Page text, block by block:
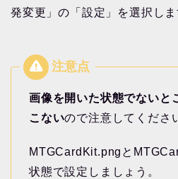
発変更」の「設定」を選択しま
画像を開いた状態でないと
こないので注意してくださ
MTGCardKit.pngと
状態で設定しましょう。